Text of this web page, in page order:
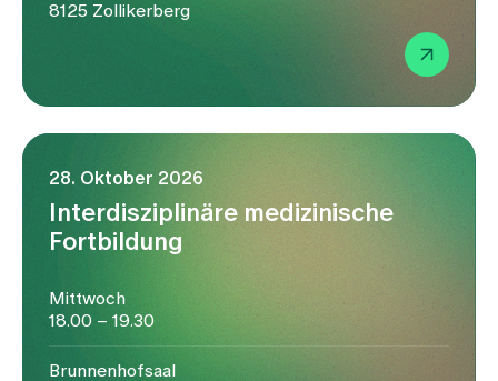
8125 Zollikerberg
28. Oktober 2026
Interdisziplinäre medizinische
Fortbildung
Mittwoch
18.00 – 19.30
Brunnenhofsaal